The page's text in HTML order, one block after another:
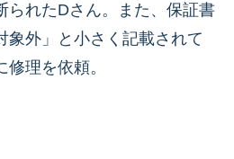
られたDさん。また、保証書
象外」と小さく記載されて
理を依頼。